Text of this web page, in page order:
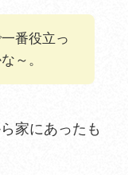
番役立っ
～。
家にあったも